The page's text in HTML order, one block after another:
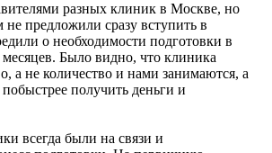
разных клиник в Москве, но
предложили сразу вступить в
о необходимости подготовки в
месяцев. Было видно, что клиника
а не количество и нами занимаются, а
получить деньги и
всегда были на связи и